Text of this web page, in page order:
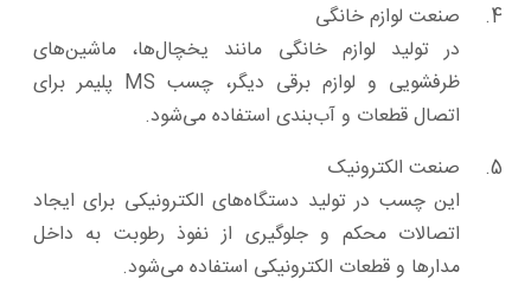
صنعت لوازم خانگی
در تولید لوازم خانگی مانند یخچال‌ها، ماشین‌های
ظرفشویی و لوازم برقی دیگر، چسب MS پلیمر برای
اتصال قطعات و آب‌بندی استفاده می‌شود.
صنعت الکترونیک
این چسب در تولید دستگاه‌های الکترونیکی برای ایجاد
اتصالات محکم و جلوگیری از نفوذ رطوبت به داخل
مدارها و قطعات الکترونیکی استفاده می‌شود.